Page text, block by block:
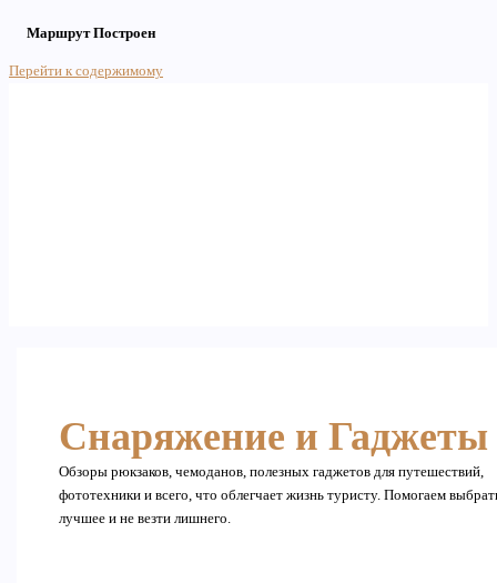
Маршрут Построен
Перейти к содержимому
Снаряжение и Гаджеты
Обзоры рюкзаков, чемоданов, полезных гаджетов для путешествий,
фототехники и всего, что облегчает жизнь туристу. Помогаем
лучшее и не везти лишнего.